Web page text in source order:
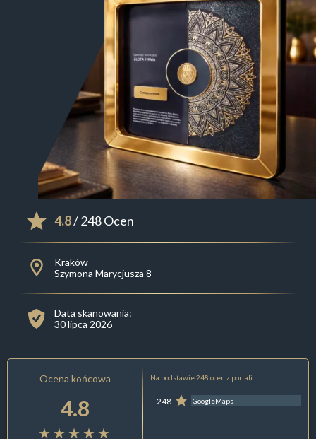
4.8/ 248 Ocen
Kraków
Szymona Marycjusza 8
Data skanowania:
30 lipca 2026
Ocena końcowa
4.8
Na podstawie 248 ocen z portali:
248 GoogleMaps